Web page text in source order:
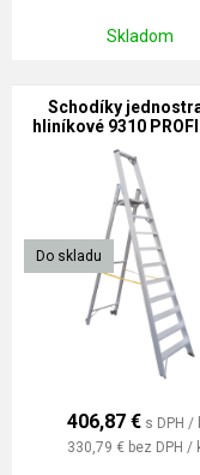
Skladom
Schodíky
hliníkové 9310
Do skladu
406,87 € s DPH /
330,79 € bez DPH /